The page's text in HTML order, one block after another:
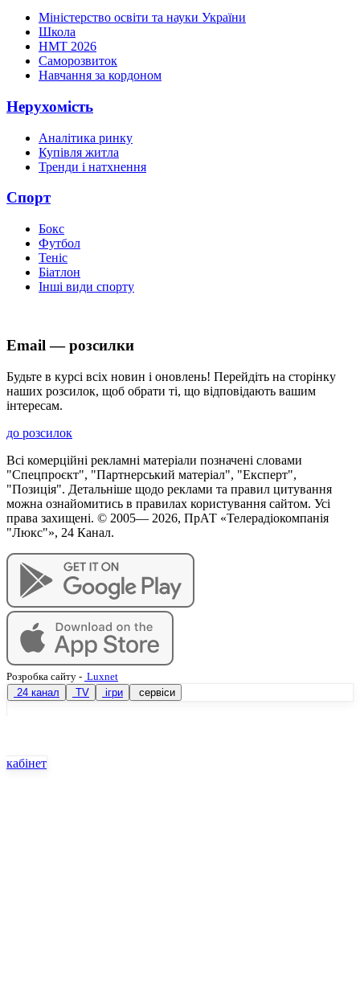
Міністерство освіти та науки України
Школа
НМТ 2026
Саморозвиток
Навчання за кордоном
Нерухомість
Аналітика ринку
Купівля житла
Тренди і натхнення
Спорт
Бокс
Футбол
Теніс
Біатлон
Інші види спорту
Email — розсилки
Будьте в курсі всіх новин і оновлень! Перейдіть на сторінку
наших розсилок, щоб обрати ті, що відповідають вашим
інтересам.
до розсилок
Всі комерційні рекламні матеріали позначені словами
"Спецпроєкт", "Партнерський матеріал", "Експерт",
"Позиція". Детальніше щодо реклами та правил цитування
можна ознайомитись в правилах користування сайтом. Усі
права захищені. © 2005— 2026, ПрАТ «Телерадіокомпанія
"Люкс"», 24 Канал.
Розробка сайту - Luxnet
24 канал
TV ігри сервіси
кабінет